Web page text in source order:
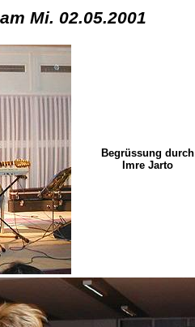
Mi. 02.05.2001
Begrüssung durch
Imre Jarto